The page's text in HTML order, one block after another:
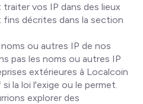
vos IP dans des lieux
fins décrites dans la section
ou autres IP de nos
pas les noms ou autres IP
extérieures à Localcoin
la loi l'exige ou le permet.
explorer des